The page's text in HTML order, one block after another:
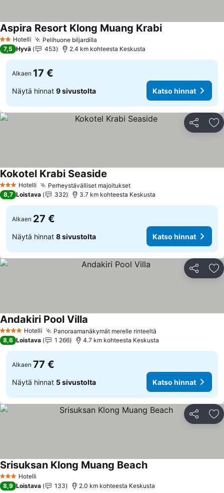
2 Tähtiluokitus
Hotelli Pelihuone biljardilla
Aspira Resort Klong Muang KrabiKatso hinnat
7,5 Hyvä 453 2.4 km kohteesta Keskusta
Alkaen 17 €
Näytä hinnat 9 sivustolta Katso hinnat
Jaa
3 Tähtiluokitus
Hotelli Perheystävälliset majoituksetKatso hinnat
Kokotel Krabi Seaside
8,7 Loistava 332 3.7 km kohteesta Keskusta
Alkaen 27 €
Näytä hinnat 8 sivustolta Katso hinnat
Jaa
4 Tähtiluokitus
Hotelli Panoraamanäkymät merelle rinteeltä
Andakiri Pool Villa
8,6 Loistava 1 266 4.7 km kohteesta Keskusta
Alkaen 77 €
Näytä hinnat 5 sivustolta Katso hinnat
Jaa
3 Tähtiluokitus
Hotelli
Srisuksan Klong Muang BeachKatso hinnat
8,9 Loistava 133 2.0 km kohteesta Keskusta